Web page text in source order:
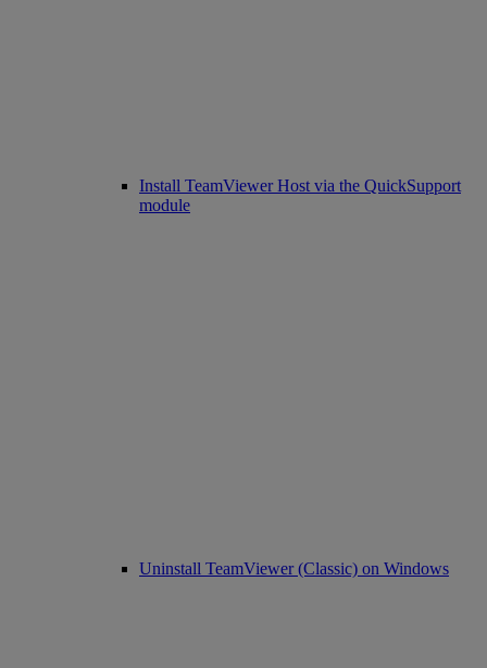
Install TeamViewer Host via the QuickSupport
module
Uninstall TeamViewer (Classic) on Windows